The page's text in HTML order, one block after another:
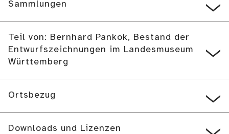
Sammlungen
Teil von: Bernhard Pankok, Bestand der
Entwurfszeichnungen im Landesmuseum
Württemberg
Ortsbezug
Downloads und Lizenzen